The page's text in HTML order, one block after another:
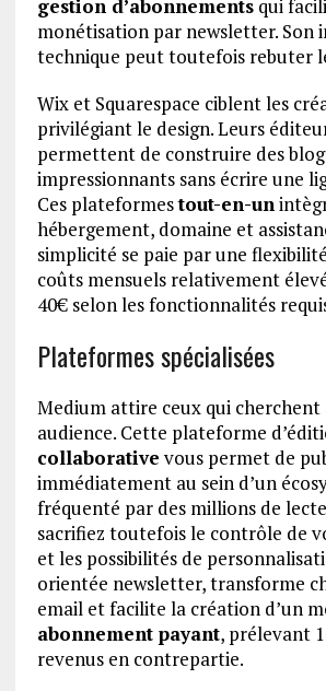
gestion d’abonnementsqui
monétisation par newsletter. Son
technique peut toutefois rebuter
Wix et Squarespace ciblent les
privilégiant le design. Leurs
permettent de construire des
impressionnants sans écrire une
Ces plateformestout-en-un
hébergement, domaine et
simplicité se paie par une
coûts mensuels relativement
40€ selon les fonctionnalités
Plateformes spécialisées
Medium attire ceux qui
audience. Cette plateforme
collaborative vous permet de
immédiatement au sein d’un
fréquenté par des millions de
sacrifiez toutefois le contrôle de
et les possibilités de
orientée newsletter, transforme
email et facilite la création d’un
abonnement payant, prélevant
revenus en contrepartie.